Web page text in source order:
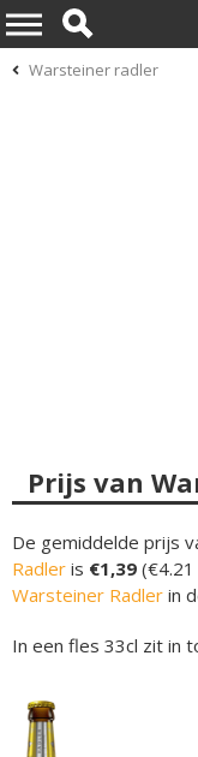
Warsteiner radler
Prijs van
De gemiddelde prijs
Radler is €1,39
Warsteiner Radler in
In een fles 33cl zit in